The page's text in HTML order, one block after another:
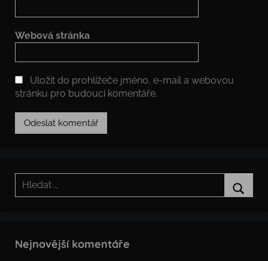
Webová stránka
Uložit do prohlížeče jméno, e-mail a webovou
stránku pro budoucí komentáře.
Hledat:
Nejnovější komentáře